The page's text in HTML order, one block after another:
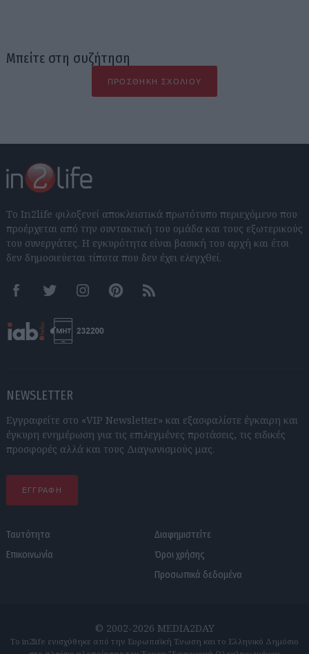
Μπείτε στη συζήτηση
ΠΡΟΣΘΉΚΗ ΣΧΟΛΊΟΥ
Το In2life φιλοξενεί αποκλειστικά πρωτότυπο περιεχόμενο που
προέρχεται από την συντακτική του ομάδα και τους εξωτερικούς
του συνεργάτες. Η εγκυρότητα είναι βασική του αρχή και έτσι
δεν δημοσιεύεται τίποτα που δεν έχει ελεγχθεί.
FacebookTwitter InstagramPinterestRSS feeds
NEWSLETTER
Εγγραφείτε στο «VIP Newsletter» και εξασφαλίστε έγκαιρη και
έγκυρη ενημέρωση για τις επιλεγμένες προτάσεις, τις ειδικές
προσφορές αλλά και τους Διαγωνισμούς μας.
ΕΓΓΡΑΦΗ
Ταυτότητα
Επικοινωνία
Διαφημιστείτε
Όροι χρήσης
Προσωπικά δεδομένα
© 2002-2026 MEDIA2DAY
Το in2life ενισχύθηκε από την Ευρωπαϊκή Ένωση και το Ελληνικό Δημόσιο